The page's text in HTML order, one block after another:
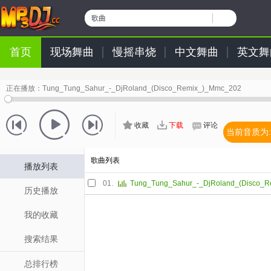
歌曲
首页 现场舞曲 慢摇串烧 中文舞曲 英文
正在播放： Tung_Tung_Sahur_-_DjRoland_(Disco_Remix_)_Mmc_202
收藏 下载 评论
当前音质为:
播放列表
历史播放
我的收藏
搜索结果
总排行榜
歌曲列表
01.